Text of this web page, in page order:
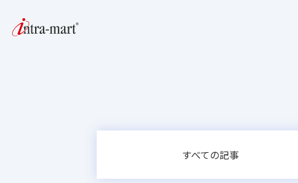
すべての記事